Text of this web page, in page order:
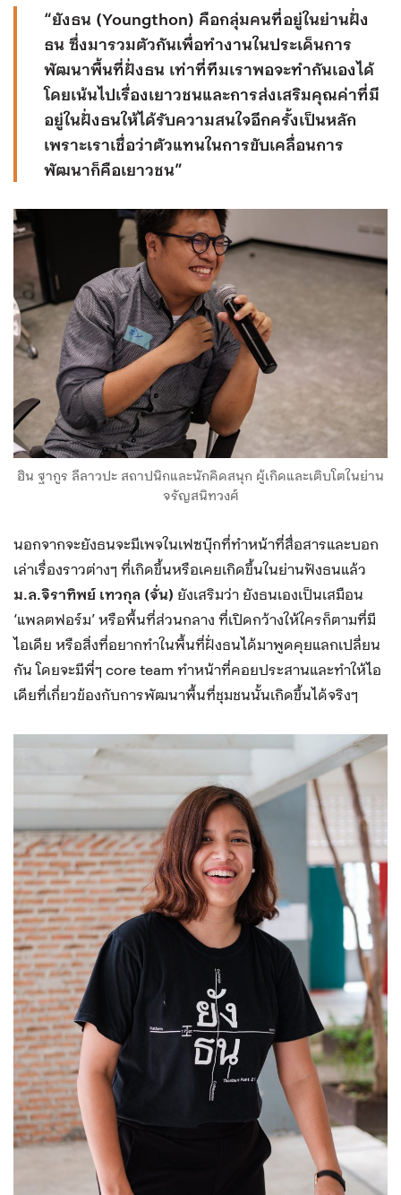
“ยังธน (Youngthon) คือกลุ่มคนที่อยู่ในย่านฝั่ง
ธน ซึ่งมารวมตัวกันเพื่อทำงานในประเด็นการ
พัฒนาพื้นที่ฝั่งธน เท่าที่ทีมเราพอจะทำกันเองได้
โดยเน้นไปเรื่องเยาวชนและการส่งเสริมคุณค่าที่มี
อยู่ในฝั่งธนให้ได้รับความสนใจอีกครั้งเป็นหลัก
เพราะเราเชื่อว่าตัวแทนในการขับเคลื่อนการ
พัฒนาก็คือเยาวชน”
ฮิน ฐากูร ลีลาวปะ สถาปนิกและนักคิดสนุก ผู้เกิดและเติบโตในย่าน
จรัญสนิทวงศ์
นอกจากจะยังธนจะมีเพจในเฟซบุ๊กที่ทำหน้าที่สื่อสารและบอก
เล่าเรื่องราวต่างๆ ที่เกิดขึ้นหรือเคยเกิดขึ้นในย่านฟังธนแล้ว
ม.ล.จิราทิพย์ เทวกุล (จั่น) ยังเสริมว่า ยังธนเองเป็นเสมือน
‘แพลตฟอร์ม’ หรือพื้นที่ส่วนกลาง ที่เปิดกว้างให้ใครก็ตามที่มี
ไอเดีย หรือสิ่งที่อยากทำในพื้นที่ฝั่งธนได้มาพูดคุยแลกเปลี่ยน
กัน โดยจะมีพี่ๆ core team ทำหน้าที่คอยประสานและทำให้ไอ
เดียที่เกี่ยวข้องกับการพัฒนาพื้นที่ชุมชนนั้นเกิดขึ้นได้จริงๆ